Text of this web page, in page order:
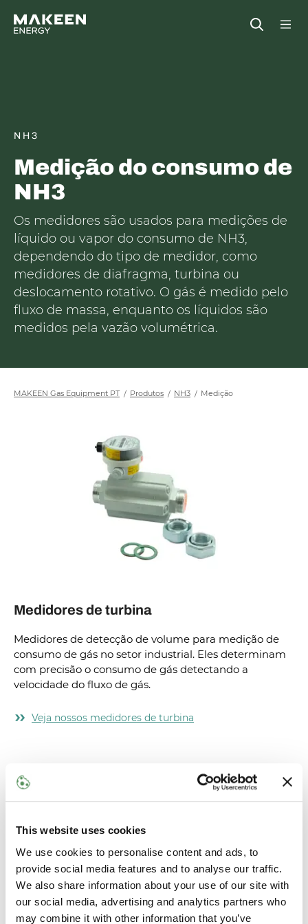
This website uses cookies
We use cookies to personalise content and ads, to
provide social media features and to analyse our traffic.
We also share information about your use of our site with
our social media, advertising and analytics partners who
may combine it with other information that you’ve
Open
NH3
Medição do consumo de
NH3
Os medidores são usados para medições de
líquido ou vapor do consumo de NH3,
dependendo do tipo de medidor, como
medidores de diafragma, turbina ou
deslocamento rotativo. O gás é medido pelo
fluxo de massa, enquanto os líquidos são
medidos pela vazão volumétrica.
MAKEEN Gas Equipment PT Produtos NH3 Medição
Medidores de turbina
Medidores de detecção de volume para medição de
consumo de gás no setor industrial. Eles determinam
com precisão o consumo de gás detectando a
velocidade do fluxo de gás.
Veja nossos medidores de turbina